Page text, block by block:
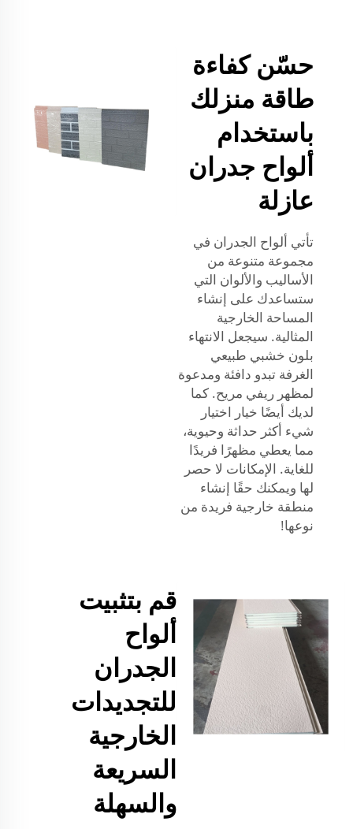
حسّن كفاءة
طاقة منزلك
باستخدام
ألواح جدران
عازلة
تأتي ألواح الجدران في
مجموعة متنوعة من
الأساليب والألوان التي
ستساعدك على إنشاء
المساحة الخارجية
المثالية. سيجعل الانتهاء
بلون خشبي طبيعي
الغرفة تبدو دافئة ومدعوة
لمظهر ريفي مريح. كما
لديك أيضًا خيار اختيار
شيء أكثر حداثة وحيوية،
مما يعطي مظهرًا فريدًا
للغاية. الإمكانات لا حصر
لها ويمكنك حقًا إنشاء
منطقة خارجية فريدة من
نوعها!
قم بتثبيت
ألواح
الجدران
للتجديدات
الخارجية
السريعة
والسهلة